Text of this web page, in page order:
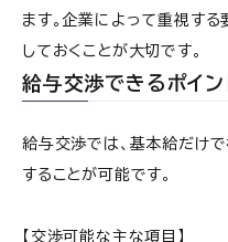
ます。企業によって重視す
しておくことが大切です。
給与交渉できるポイン
給与交渉では、基本給だけ
することが可能です。
【交渉可能な主な項目】